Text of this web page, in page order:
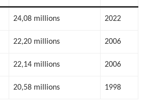
24,08 millions 2022
22,20 millions 2006
22,14 millions 2006
20,58 millions 1998